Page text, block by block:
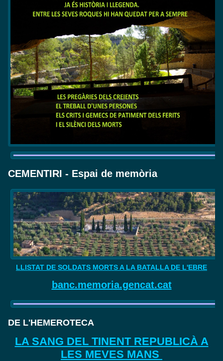
CEMENTIRI - Espai de memòria
LLISTAT DE SOLDATS MORTS A LA BATALLA DE L'EBRE
banc.memoria.gencat.cat
DE L'HEMEROTECA
LA SANG DEL TINENT REPUBLICÀ A
LES MEVES MANS